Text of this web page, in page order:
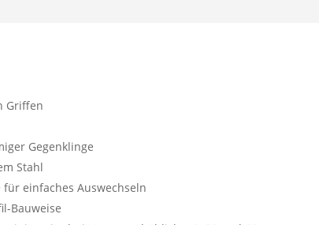
Griffen
Gegenklinge
Stahl
einfaches Auswechseln
Bauweise